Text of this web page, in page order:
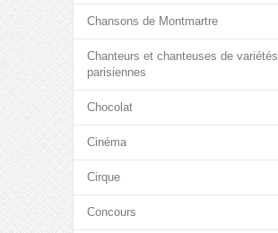
Chansons de Montmartre
Chanteurs et chanteuses de variétés
parisiennes
Chocolat
Cinéma
Cirque
Concours